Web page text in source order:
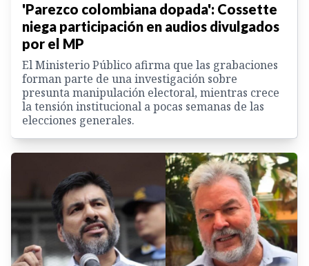
'Parezco colombiana dopada': Cossette
niega participación en audios divulgados
por el MP
El Ministerio Público afirma que las grabaciones
forman parte de una investigación sobre
presunta manipulación electoral, mientras crece
la tensión institucional a pocas semanas de las
elecciones generales.